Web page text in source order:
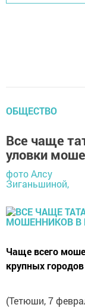
ОБЩЕСТВО
Все чаще
уловки
фото Алсу
Зиганьшиной,
Чаще всего
крупных
(Тетюши, 7